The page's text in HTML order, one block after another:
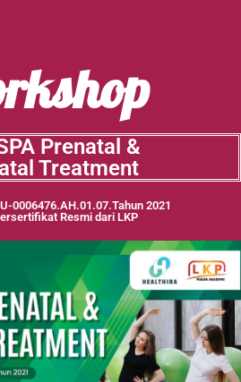
Prenatal &
Treatment
0006476.AH.01.07.Tahun 2021
Resmi dari LKP